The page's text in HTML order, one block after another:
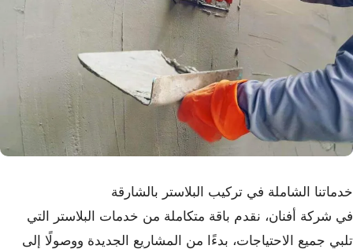
خدماتنا الشاملة في تركيب البلاستر بالشارقة
في شركة أفنان، نقدم باقة متكاملة من خدمات البلاستر التي
تلبي جميع الاحتياجات، بدءًا من المشاريع الجديدة ووصولًا إلى